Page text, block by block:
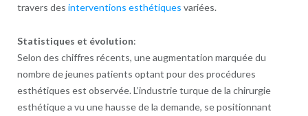
travers des interventions esthétiques variées.
Statistiques et évolution:
Selon des chiffres récents, une augmentation marquée du
nombre de jeunes patients optant pour des procédures
esthétiques est observée. L’industrie turque de la chirurgie
esthétique a vu une hausse de la demande, se positionnant